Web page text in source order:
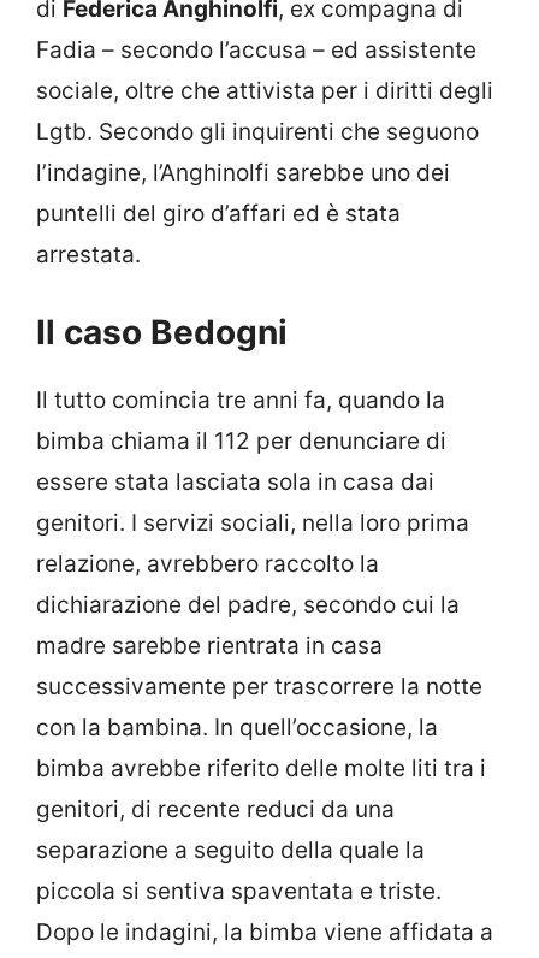
di Federica Anghinolfi, ex compagna di
Fadia – secondo l’accusa – ed assistente
sociale, oltre che attivista per i diritti degli
Lgtb. Secondo gli inquirenti che seguono
l’indagine, l’Anghinolfi sarebbe uno dei
puntelli del giro d’affari ed è stata
arrestata.
Il caso Bedogni
Il tutto comincia tre anni fa, quando la
bimba chiama il 112 per denunciare di
essere stata lasciata sola in casa dai
genitori. I servizi sociali, nella loro prima
relazione, avrebbero raccolto la
dichiarazione del padre, secondo cui la
madre sarebbe rientrata in casa
successivamente per trascorrere la notte
con la bambina. In quell’occasione, la
bimba avrebbe riferito delle molte liti tra i
genitori, di recente reduci da una
separazione a seguito della quale la
piccola si sentiva spaventata e triste.
Dopo le indagini, la bimba viene affidata a